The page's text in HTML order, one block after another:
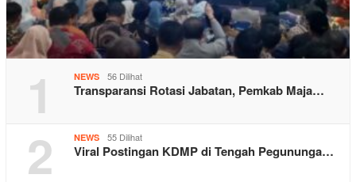
1 NEWS 56 Dilihat
Transparansi Rotasi Jabatan, Pemkab Maja…
2 NEWS 55 Dilihat
Viral Postingan KDMP di Tengah Pegununga…